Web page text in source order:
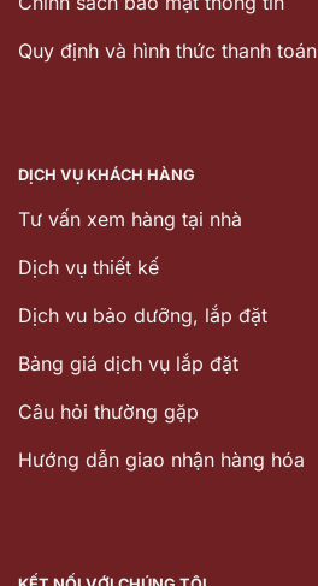
Quy định và hình thức thanh toán
DỊCH VỤ KHÁCH HÀNG
Tư vấn xem hàng tại nhà
Dịch vụ thiết kế
Dịch vu bảo dưỡng, lắp đặt
Bảng giá dịch vụ lắp đặt
Câu hỏi thường gặp
Hướng dẫn giao nhận hàng hóa